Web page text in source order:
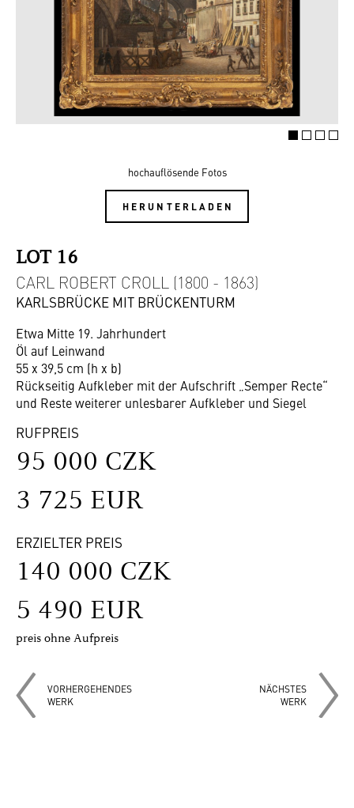
hochauflösende Fotos
HERUNTERLADEN
LOT 16
CARL ROBERT CROLL (1800 - 1863)
KARLSBRÜCKE MIT BRÜCKENTURM
Etwa Mitte 19. Jahrhundert
Öl auf Leinwand
55 x 39,5 cm (h x b)
Rückseitig Aufkleber mit der Aufschrift „Semper Recte“
und Reste weiterer unlesbarer Aufkleber und Siegel
RUFPREIS
95 000 CZK
3 725 EUR
ERZIELTER PREIS
140 000 CZK
5 490 EUR
preis ohne Aufpreis
VORHERGEHENDES
WERK
NÄCHSTES
WERK